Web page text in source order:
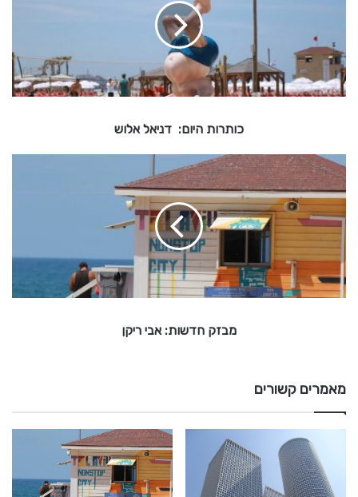
ה
י
ו
ד
נ
י
א
ל
א
ל
ו
ש
כותרות היום: דניאל אלוש
מ
ב
ז
ק
ח
ש
ו
ת
י
ק
ן
מבזק חדשות: אבי ריקן
מאמרים קשורים